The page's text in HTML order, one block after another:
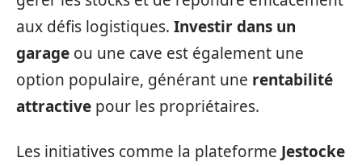
aux défis logistiques. Investir dans un
garage ou une cave est également une
option populaire, générant une rentabilité
attractive pour les propriétaires.
Les initiatives comme la plateforme Jestocke